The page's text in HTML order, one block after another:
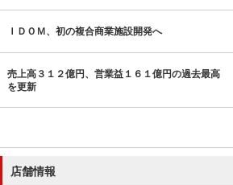
ＩＤＯＭ、初の複合商業施設開発へ
売上高３１２億円、営業益１６１億円の過去最高
を更新
店舗情報